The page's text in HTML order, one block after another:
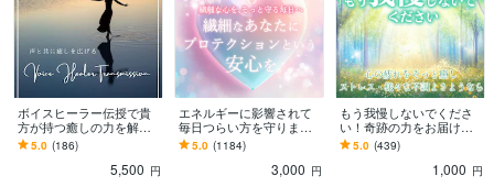
ボイスヒーラー伝授で貴
方が持つ癒しの力を解放
します 話す・歌うだけで
癒しの波動が広がり癒し
の輪が広がっていきます
5.0 (186)
5,500 円
エネルギーに影響されて
毎日つらい方を守ります
敏感なあなたがエネルギ
ーの影響を受けず安心し
て過ごせるように
5.0 (1184)
3,000 円
もう我慢しないでくださ
い！奇跡の力をお届けし
ます 理屈では説明できな
い不思議な力で、早くそ
の苦痛から解放します
5.0 (439)
1,000 円